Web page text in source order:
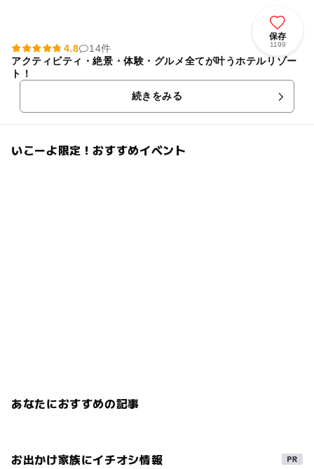
保存
1199
4.8
14件
アクティビティ・絶景・体験・グルメ全てが叶うホテルリゾー
ト！
続きをみる
いこーよ限定！おすすめイベント
あなたにおすすめの記事
お出かけ家族にイチオシ情報